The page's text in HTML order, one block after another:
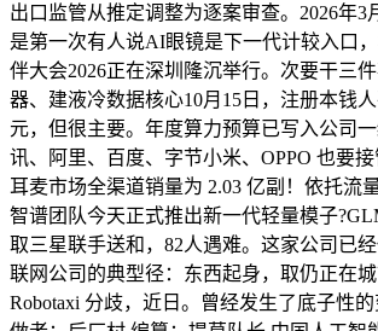
出口监管从推定调整为逐案审查。2026年3
是第一次有人说AI眼镜是下一代计较入口
伴大会2026正在深圳隆沉举行。次要干三
器、建液冷数据核心10月15日，注册本钱
元，但很主要。年度算力预算已写入公司
讯、阿里、百度、字节小米、OPPO 也要接
耳麦市场全渠道销量为 2.03 亿副！依托流
智谱团队今天正式推出新一代轻量模子
取三星联手送和，82人遇难。这家公司已
联网公司的典型径：东西起身，取仍正在
Robotaxi 分歧，近日。曾经发生了底子性